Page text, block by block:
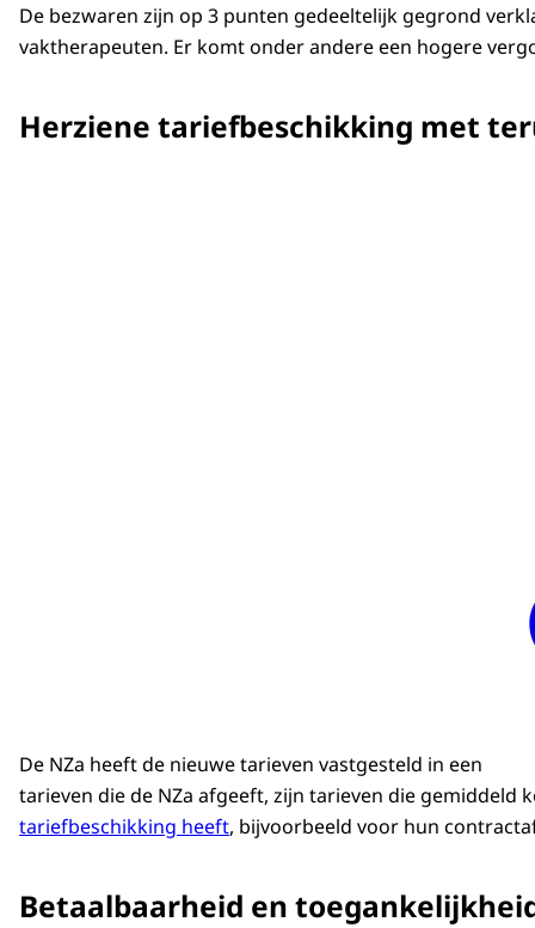
De bezwaren zijn op 3 punten gedeeltelijk gegrond
vaktherapeuten. Er komt onder andere een hogere
Herziene tariefbeschikking met
De NZa heeft de nieuwe tarieven vastgesteld in een
tarieven die de NZa afgeeft, zijn tarieven die
tariefbeschikking heeft, bijvoorbeeld voor hun
Betaalbaarheid en